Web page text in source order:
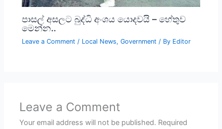
පාසල් අසලට බුද්ධි අංශය යොදවයි – හේතුව
මෙන්න..
Leave a Comment / Local News,Government / By Editor
Leave a Comment
Your email address will not be published. Required